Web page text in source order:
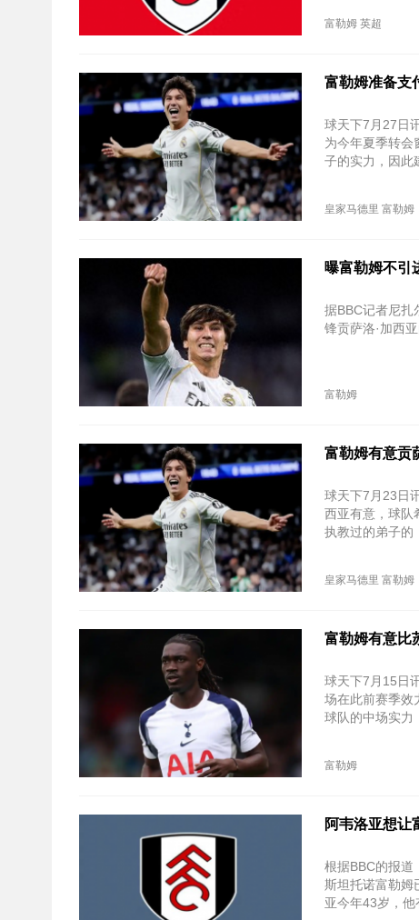
富勒姆 英超
富勒姆准备支
球天下7月27日
为今年夏季转会
子的实力，因此
皇家马德里 富勒姆
曝富勒姆不引
据BBC记者尼扎
锋贡萨洛·加西
富勒姆
富勒姆有意贡
球天下7月23日
西亚有意，球队
执教过的弟子的
皇家马德里 富勒姆
富勒姆有意比
球天下7月15日
场在此前赛季效
球队的中场实力
富勒姆
阿韦洛亚想让
根据BBC的报道
斯坦托诺富勒姆
亚今年43岁，他